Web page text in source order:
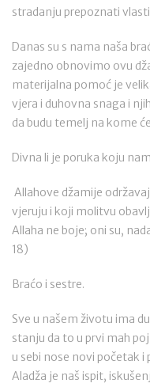
stradanju prepoznati
Danas su s nama naša
zajedno obnovimo ovu
materijalna pomoć je
vjera i duhovna snaga i
da budu temelj na kome
Divna li je poruka koju
Allahove džamije
vjeruju i koji molitvu
Allaha ne boje; oni su,
18)
Braćo i sestre.
Sve u našem životu ima
stanju da to u prvi mah
u sebi nose novi početak i
Aladža je naš ispit,